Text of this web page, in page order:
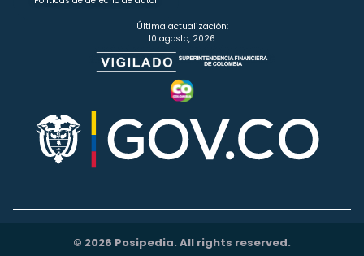
Última actualización:
10 agosto, 2026
© 2026 Posipedia. All rights reserved.